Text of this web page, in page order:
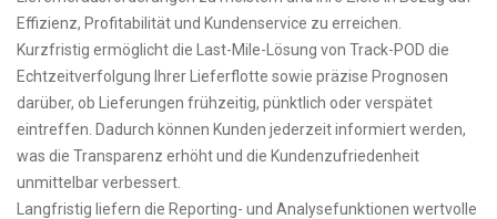
Effizienz, Profitabilität und Kundenservice zu erreichen.
Kurzfristig ermöglicht die Last-Mile-Lösung von Track-POD die
Echtzeitverfolgung Ihrer Lieferflotte sowie präzise Prognosen
darüber, ob Lieferungen frühzeitig, pünktlich oder verspätet
eintreffen. Dadurch können Kunden jederzeit informiert werden,
was die Transparenz erhöht und die Kundenzufriedenheit
unmittelbar verbessert.
Langfristig liefern die Reporting- und Analysefunktionen wertvolle